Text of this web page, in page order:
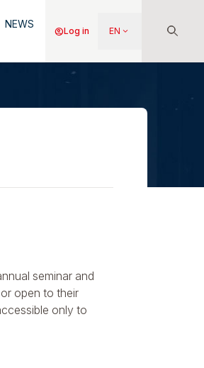
NEWS
Menu
compte
account_circleLog in EN keyboard_arrow_down
seminar and
open to their
only to